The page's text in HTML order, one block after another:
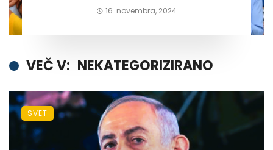
16. novembra, 2024
VEČ V: NEKATEGORIZIRANO
SVET